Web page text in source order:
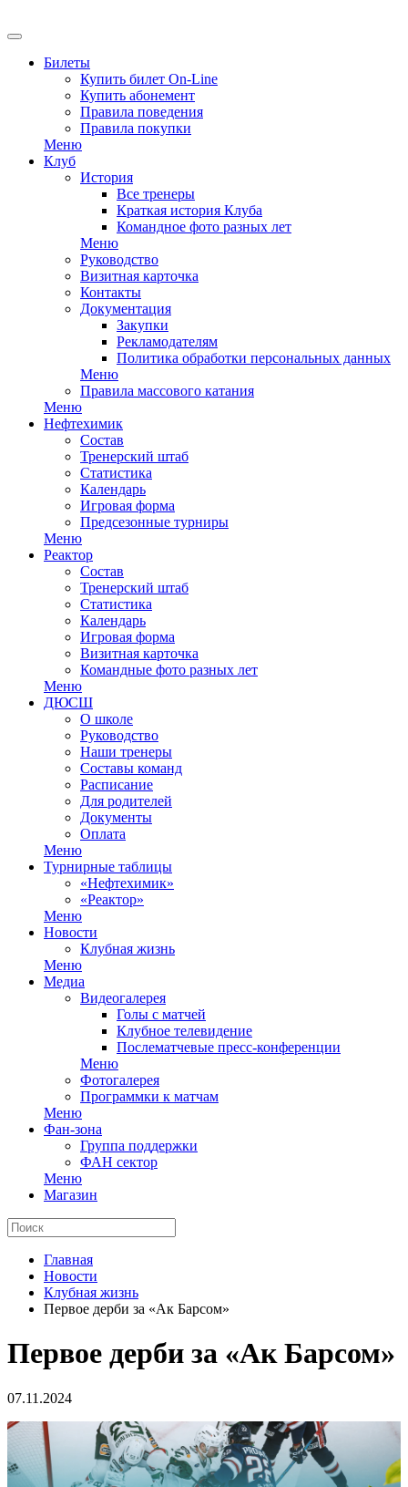
Билеты
Купить билет On-Line
Купить абонемент
Правила поведения
Правила покупки
Меню
Клуб
История
Все тренеры
Краткая история Клуба
Командное фото разных лет
Меню
Руководство
Визитная карточка
Контакты
Документация
Закупки
Рекламодателям
Политика обработки персональных данных
Меню
Правила массового катания
Меню
Нефтехимик
Состав
Тренерский штаб
Статистика
Календарь
Игровая форма
Предсезонные турниры
Меню
Реактор
Состав
Тренерский штаб
Статистика
Календарь
Игровая форма
Визитная карточка
Командные фото разных лет
Меню
ДЮСШ
О школе
Руководство
Наши тренеры
Составы команд
Расписание
Для родителей
Документы
Оплата
Меню
Турнирные таблицы
«Нефтехимик»
«Реактор»
Меню
Новости
Клубная жизнь
Меню
Медиа
Видеогалерея
Голы с матчей
Клубное телевидение
Послематчевые пресс-конференции
Меню
Фотогалерея
Программки к матчам
Меню
Фан-зона
Группа поддержки
ФАН сектор
Меню
Магазин
Главная
Новости
Клубная жизнь
Первое дерби за «Ак Барсом»
Первое дерби за «Ак Барсом»
07.11.2024